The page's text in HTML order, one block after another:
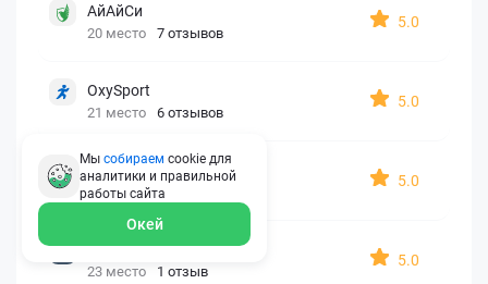
АйАйСи
20 место 7 отзывов
5.0
OxySport
21 место 6 отзывов
5.0
ERGO AXA
22 место 2 отзыва
5.0
Oxy Travel Premium
23 место 1 отзыв
5.0
Мы собираем cookie для
аналитики и правильной
работы сайта
Окей